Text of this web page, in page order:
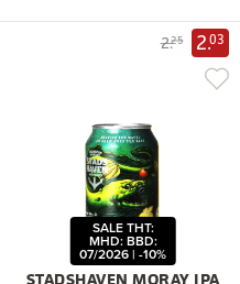
2.25 2.03
STADSHAVEN MORAY IPA
SALE THT:
MHD: BBD:
07/2026 | -10%